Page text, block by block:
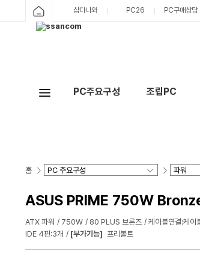
샵다나와 PC26 PC구매상담
PC주요구성 조립PC
홈
ASUS PRIME 750W
ATX 파워 750W 80 PLUS 브론즈 케이블연결:케이
IDE 4핀:3개
[부가기능] 프리볼트